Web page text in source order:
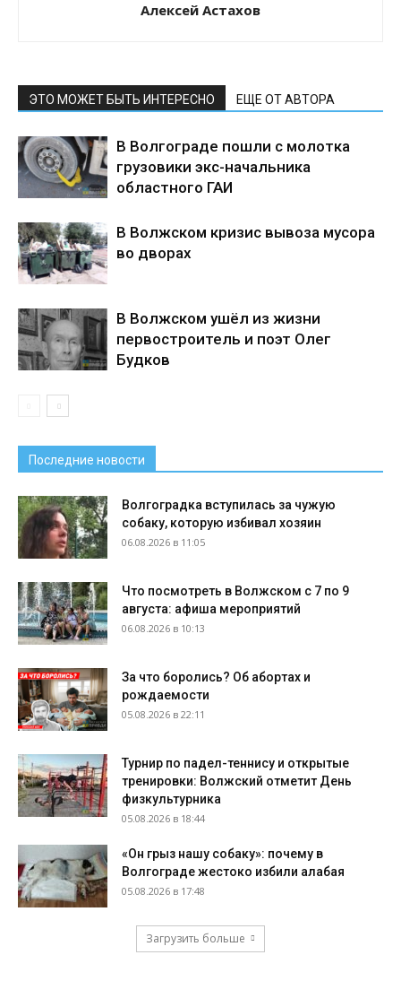
Алексей Астахов
ЭТО МОЖЕТ БЫТЬ ИНТЕРЕСНО ЕЩЕ ОТ АВТОРА
В Волгограде пошли с молотка
грузовики экс-начальника
областного ГАИ
В Волжском кризис вывоза мусора
во дворах
В Волжском ушёл из жизни
первостроитель и поэт Олег
Будков
Последние новости
Волгоградка вступилась за чужую
собаку, которую избивал хозяин
06.08.2026 в 11:05
Что посмотреть в Волжском с 7 по 9
августа: афиша мероприятий
06.08.2026 в 10:13
За что боролись? Об абортах и
рождаемости
05.08.2026 в 22:11
Турнир по падел-теннису и открытые
тренировки: Волжский отметит День
физкультурника
05.08.2026 в 18:44
«Он грыз нашу собаку»: почему в
Волгограде жестоко избили алабая
05.08.2026 в 17:48
Загрузить больше